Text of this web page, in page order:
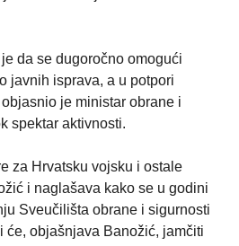
da se dugoročno omogući
javnih isprava, a u potpori
je ministar obrane i
spektar aktivnosti.
za Hrvatsku vojsku i ostale
i naglašava kako se u godini
Sveučilišta obrane i sigurnosti
će, objašnjava Banožić, jamčiti